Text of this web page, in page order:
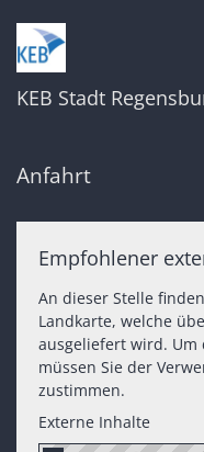
KEB Stadt
Anfahrt
Empfohlener
An dieser Stelle
Landkarte, welche
ausgeliefert wird. Um
müssen Sie der
zustimmen.
Externe Inhalte